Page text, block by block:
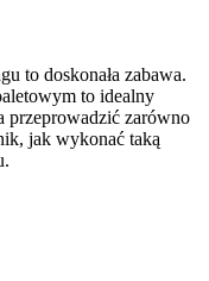
to doskonała zabawa.
to idealny
przeprowadzić zarówno
jak wykonać taką